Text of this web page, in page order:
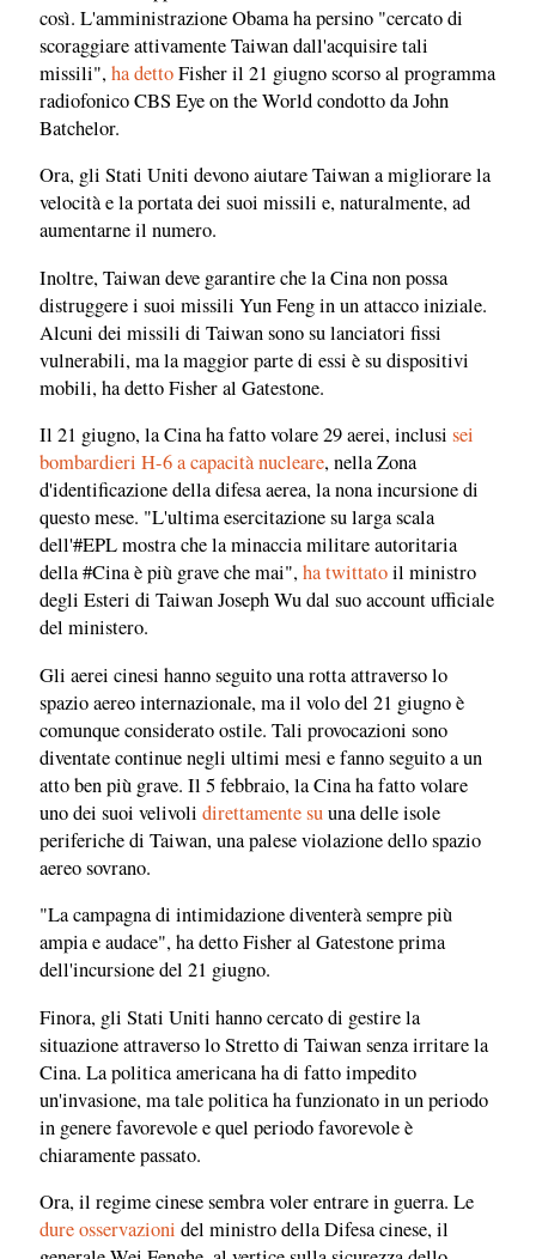
così. L'amministrazione Obama ha persino "cercato di
scoraggiare attivamente Taiwan dall'acquisire tali
missili",ha dettoFisher il 21 giugno scorso al programma
radiofonico CBS Eye on the World condotto da John
Batchelor.
Ora, gli Stati Uniti devono aiutare Taiwan a migliorare la
velocità e la portata dei suoi missili e, naturalmente, ad
aumentarne il numero.
Inoltre, Taiwan deve garantire che la Cina non possa
distruggere i suoi missili Yun Feng in un attacco iniziale.
Alcuni dei missili di Taiwan sono su lanciatori fissi
vulnerabili, ma la maggior parte di essi è su dispositivi
mobili, ha detto Fisher al Gatestone.
Il 21 giugno, la Cina ha fatto volare 29 aerei, inclusi sei
bombardieri H-6 a capacità nucleare, nella Zona
d'identificazione della difesa aerea, la nona incursione di
questo mese. "L'ultima esercitazione su larga scala
dell'#EPL mostra che la minaccia militare autoritaria
della #Cina è più grave che mai",ha twittatoil ministro
degli Esteri di Taiwan Joseph Wu dal suo account ufficiale
del ministero.
Gli aerei cinesi hanno seguito una rotta attraverso lo
spazio aereo internazionale, ma il volo del 21 giugno è
comunque considerato ostile. Tali provocazioni sono
diventate continue negli ultimi mesi e fanno seguito a un
atto ben più grave. Il 5 febbraio, la Cina ha fatto volare
uno dei suoi velivoli direttamente suuna delle isole
periferiche di Taiwan, una palese violazione dello spazio
aereo sovrano.
"La campagna di intimidazione diventerà sempre più
ampia e audace", ha detto Fisher al Gatestone prima
dell'incursione del 21 giugno.
Finora, gli Stati Uniti hanno cercato di gestire la
situazione attraverso lo Stretto di Taiwan senza irritare la
Cina. La politica americana ha di fatto impedito
un'invasione, ma tale politica ha funzionato in un periodo
in genere favorevole e quel periodo favorevole è
chiaramente passato.
Ora, il regime cinese sembra voler entrare in guerra. Le
dure osservazioni del ministro della Difesa cinese, il